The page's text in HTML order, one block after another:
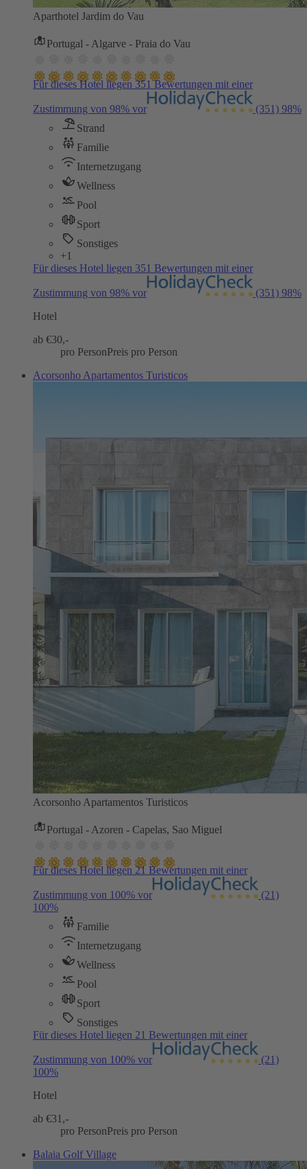
Aparthotel Jardim do Vau
Portugal - Algarve - Praia do Vau
Für dieses Hotel liegen 351 Bewertungen mit einer
Zustimmung von 98% vor (351) 98%
Strand
Familie
Internetzugang
Wellness
Pool
Sport
Sonstiges
+1
Für dieses Hotel liegen 351 Bewertungen mit einer
Zustimmung von 98% vor (351) 98%
Hotel
ab €30,-
pro PersonPreis pro Person
Acorsonho Apartamentos Turisticos
Acorsonho Apartamentos Turisticos
Portugal - Azoren - Capelas, Sao Miguel
Für dieses Hotel liegen 21 Bewertungen mit einer
Zustimmung von 100% vor
(21)
100%
Familie
Internetzugang
Wellness
Pool
Sport
Sonstiges
Für dieses Hotel liegen 21 Bewertungen mit einer
Zustimmung von 100% vor
(21)
100%
Hotel
ab €31,-
pro PersonPreis pro Person
Balaia Golf Village